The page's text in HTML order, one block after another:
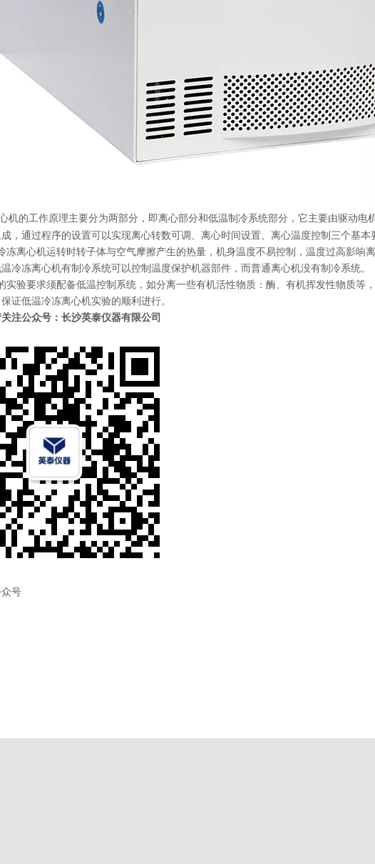
机的工作原理主要分为两部分，即离心部分和低温制冷系统部分，它主要由驱动
，通过程序的设置可以实现离心转数可调、离心时间设置、离心温度控制三个基本
离心机运转时转子体与空气摩擦产生的热量，机身温度不易控制，温度过高影响
冷冻离心机有制冷系统可以控制温度保护机器部件，而普通离心机没有制冷系统。
验要求须配备低温控制系统，如分离一些有机活性物质：酶、有机挥发性物质等
证低温冷冻离心机实验的顺利进行。
注公众号：长沙英泰仪器有限公司
号